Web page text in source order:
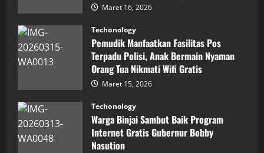
Maret 16, 2026
Techonology
Pemudik Manfaatkan Fasilitas Pos
Terpadu Polisi, Anak Bermain Nyaman
Orang Tua Nikmati Wifi Gratis
Maret 15, 2026
Techonology
Warga Binjai Sambut Baik Program
Internet Gratis Gubernur Bobby
Nasution